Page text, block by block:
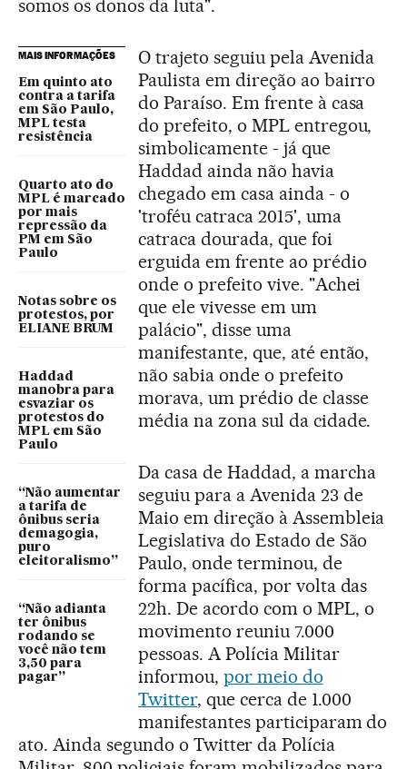
somos os donos da luta".
MAIS INFORMAÇÕES
Em quinto ato
contra a tarifa
em São Paulo,
MPL testa
resistência
Quarto ato do
MPL é marcado
por mais
repressão da
PM em São
Paulo
Notas sobre os
protestos, por
ELIANE BRUM
Haddad
manobra para
esvaziar os
protestos do
MPL em São
Paulo
“Não aumentar
a tarifa de
ônibus seria
demagogia,
puro
eleitoralismo”
“Não adianta
ter ônibus
rodando se
você não tem
3,50 para
pagar”
O trajeto seguiu pela Avenida
Paulista em direção ao bairro
do Paraíso. Em frente à casa
do prefeito, o MPL entregou,
simbolicamente - já que
Haddad ainda não havia
chegado em casa ainda - o
'troféu catraca 2015', uma
catraca dourada, que foi
erguida em frente ao prédio
onde o prefeito vive. "Achei
que ele vivesse em um
palácio", disse uma
manifestante, que, até então,
não sabia onde o prefeito
morava, um prédio de classe
média na zona sul da cidade.
Da casa de Haddad, a marcha
seguiu para a Avenida 23 de
Maio em direção à Assembleia
Legislativa do Estado de São
Paulo, onde terminou, de
forma pacífica, por volta das
22h. De acordo com o MPL, o
movimento reuniu 7.000
pessoas. A Polícia Militar
informou, por meio do
Twitter, que cerca de 1.000
manifestantes participaram do
ato. Ainda segundo o Twitter da Polícia